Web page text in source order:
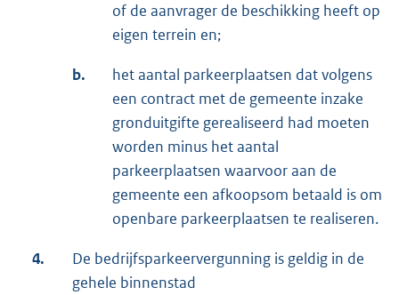
of de aanvrager de beschikking heeft op
eigen terrein en;
b.
het aantal parkeerplaatsen dat volgens
een contract met de gemeente inzake
gronduitgifte gerealiseerd had moeten
worden minus het aantal
parkeerplaatsen waarvoor aan de
gemeente een afkoopsom betaald is om
openbare parkeerplaatsen te realiseren.
4.
De bedrijfsparkeervergunning is geldig in de
gehele binnenstad